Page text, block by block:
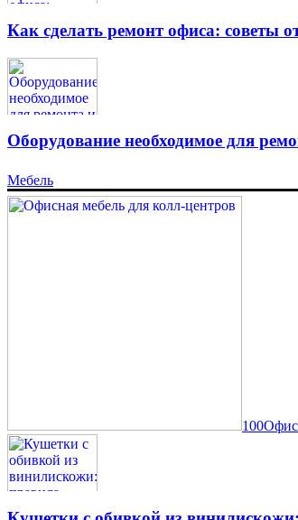
Как сделать ремонт офиса: советы
Оборудование необходимое для
Мебель